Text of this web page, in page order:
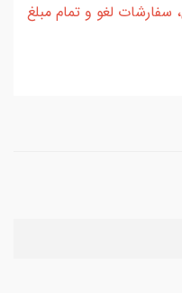
لغو و تمام مبلغ